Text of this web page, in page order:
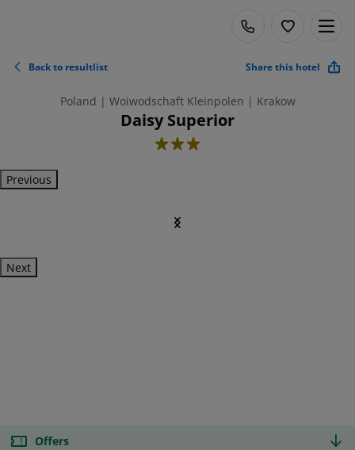
Back to resultlist Share this hotel
Poland | Woiwodschaft Kleinpolen | Krakow
Daisy Superior
3
Previous
Next
Offers